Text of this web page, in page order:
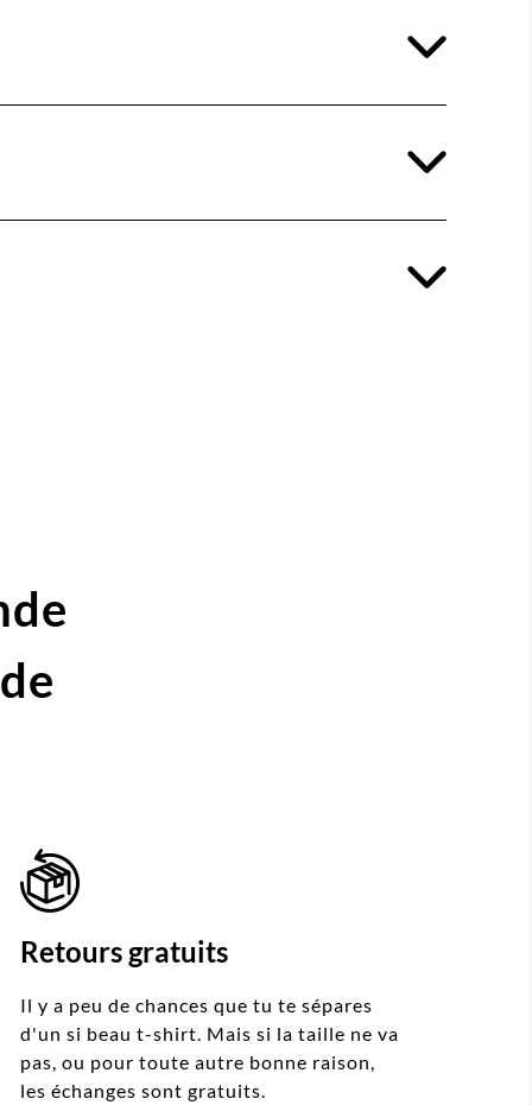
Retours gratuits
Il y a peu de chances que tu te sépares
d'un si beau t-shirt. Mais si la taille ne va
pas, ou pour toute autre bonne raison,
les échanges sont gratuits.